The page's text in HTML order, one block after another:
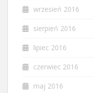
wrzesień 2016
sierpień 2016
lipiec 2016
czerwiec 2016
maj 2016